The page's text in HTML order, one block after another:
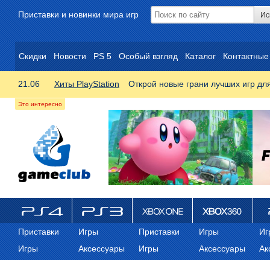
Приставки и новинки мира игр
Скидки Новости PS 5 Особый взгляд Каталог
21.06 Хиты PlayStation Открой новые грани лучших игр
ps4
Приставки
Игры
PS3
Игры
Аксессуары
Xbox One
Приставки
Игры
Xbox 360
Игры
Аксессуары